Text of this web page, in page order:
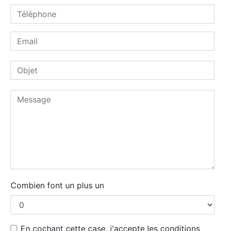
Combien font un plus un
En cochant cette case, j'accepte les conditions